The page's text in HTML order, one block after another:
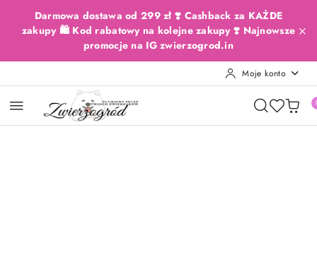
Przejdź do treści głównej
Przejdź do wyszukiwarki
Przejdź do moje konto
Przejdź do menu głównego
Przejdź do opisu produktu
Przejdź do stopki
Darmowa dostawa od 299 zł ❣️ Cashback za KAŻDE
zakupy 🛍️ Kod rabatowy na kolejne zakupy ❣️ Najnowsze
promocje na IG zwierzogrod.in
Moje konto